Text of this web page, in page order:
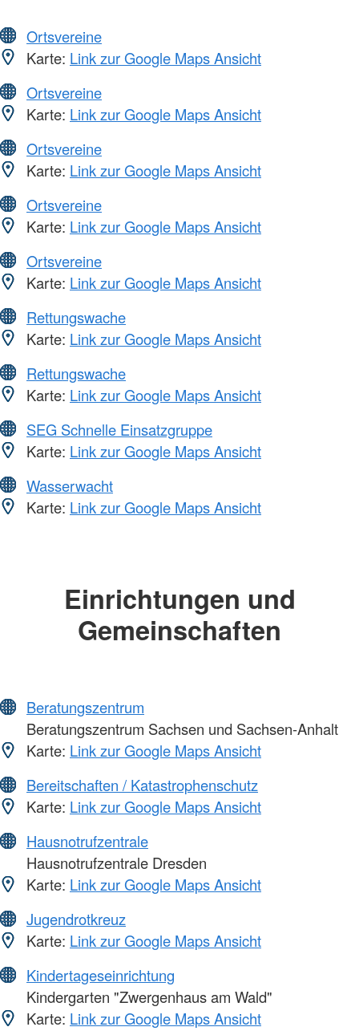
Ortsvereine
Karte: Link zur Google Maps Ansicht
Ortsvereine
Karte: Link zur Google Maps Ansicht
Ortsvereine
Karte: Link zur Google Maps Ansicht
Ortsvereine
Karte: Link zur Google Maps Ansicht
Ortsvereine
Karte: Link zur Google Maps Ansicht
Rettungswache
Karte: Link zur Google Maps Ansicht
Rettungswache
Karte: Link zur Google Maps Ansicht
SEG Schnelle Einsatzgruppe
Karte: Link zur Google Maps Ansicht
Wasserwacht
Karte: Link zur Google Maps Ansicht
Einrichtungen und
Gemeinschaften
Beratungszentrum
Beratungszentrum Sachsen und Sachsen-Anhalt
Karte: Link zur Google Maps Ansicht
Bereitschaften / Katastrophenschutz
Karte: Link zur Google Maps Ansicht
Hausnotrufzentrale
Hausnotrufzentrale Dresden
Karte: Link zur Google Maps Ansicht
Jugendrotkreuz
Karte: Link zur Google Maps Ansicht
Kindertageseinrichtung
Kindergarten "Zwergenhaus am Wald"
Karte: Link zur Google Maps Ansicht